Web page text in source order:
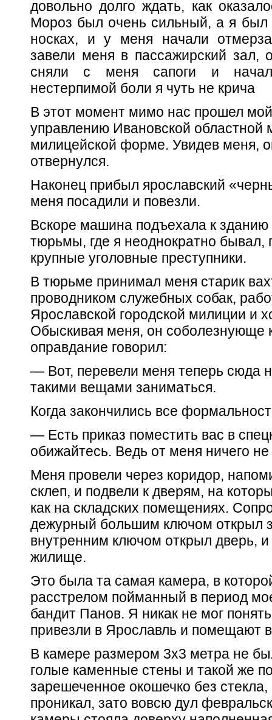
довольно долго ждать, как
Мороз был очень сильный, а я был
носках, и у меня начали
завели меня в пассажирский зал,
сняли с меня сапоги и
нестерпимой боли я чуть не крича
В этот момент мимо нас прошел
управлению Ивановской
милицейской форме. Увидев меня,
отвернулся.
Наконец прибыл ярославский
меня посадили и повезли.
Вскоре машина подъехала к зданию
тюрьмы, где я неоднократно бывал,
крупные уголовные преступники.
В тюрьме принимал меня старик
проводником служебных собак,
Ярославской городской милиции и
Обыскивая меня, он соболезнующе
оправдание говорил:
— Вот, перевели меня теперь сюда
такими вещами заниматься.
Когда закончились все
— Есть приказ поместить вас в
обижайтесь. Ведь от меня ничего не
Меня провели через коридор,
склеп, и подвели к дверям, на
как на складских помещениях.
дежурный большим ключом открыл
внутренним ключом открыл дверь,
жилище.
Это была та самая камера, в
расстрелом пойманный в период
бандит Панов. Я никак не мог
привезли в Ярославль и помещают
В камере размером 3x3 метра не
голые каменные стены и такой же
зарешеченное окошечко без стекла,
проникал, зато вовсю дул